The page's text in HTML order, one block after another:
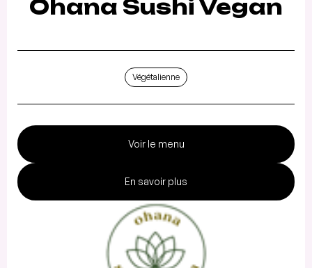
Ohana Sushi Vegan
Végétalienne
Voir le menu
En savoir plus